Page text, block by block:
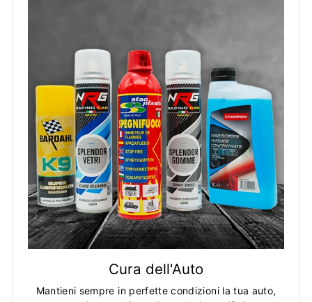
Cura dell'Auto
Mantieni sempre in perfette condizioni la tua auto,